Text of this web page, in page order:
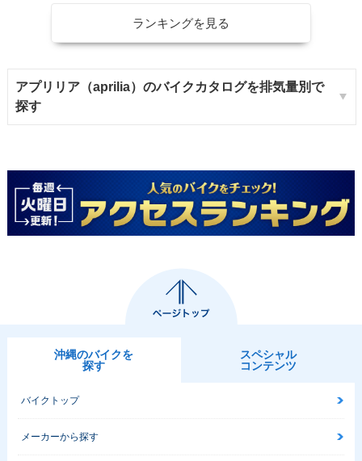
ランキングを見る
アプリリア（aprilia）のバイクカタログを排気量別で
探す
沖縄のバイクを
探す
スペシャル
コンテンツ
バイクトップ
メーカーから探す